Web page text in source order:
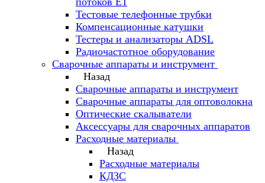
Тестовые телефонные трубки
Компенсационные катушки
Тестеры и анализаторы ADSL
Радиочастотное оборудование
Сварочные аппараты и инструмент
Назад
Сварочные аппараты и инструмент
Сварочные аппараты для оптоволокна
Оптические скалыватели
Аксессуары для сварочных аппаратов
Расходные материалы
Назад
Расходные материалы
КДЗС